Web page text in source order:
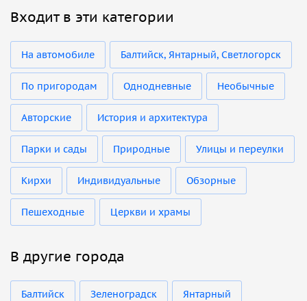
Входит в эти категории
На автомобиле Балтийск, Янтарный, Светлогорск
По пригородам Однодневные Необычные
Авторские История и архитектура
Парки и сады Природные Улицы и переулки
Кирхи Индивидуальные Обзорные
Пешеходные Церкви и храмы
В другие города
Балтийск Зеленоградск Янтарный